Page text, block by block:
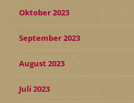
Oktober 2023
September 2023
August 2023
Juli 2023